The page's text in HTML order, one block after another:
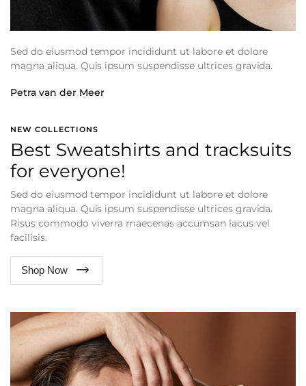
Sed do eiusmod tempor incididunt ut labore et dolore
magna aliqua. Quis ipsum suspendisse ultrices gravida.
Petra van der Meer
NEW COLLECTIONS
Best Sweatshirts and tracksuits
for everyone!
Sed do eiusmod tempor incididunt ut labore et dolore
magna aliqua. Quis ipsum suspendisse ultrices gravida.
Risus commodo viverra maecenas accumsan lacus vel
facilisis.
Shop Now